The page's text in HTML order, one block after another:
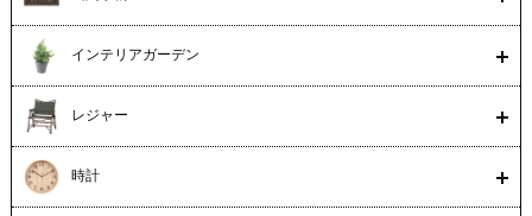
インテリアガーデン
レジャー
時計